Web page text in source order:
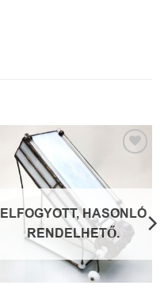
Kedvencekhez
ELFOGYOTT, HASONLÓ
RENDELHETŐ.